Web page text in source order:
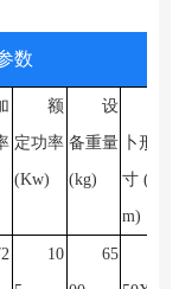
数
额
定功率
(Kw)
设
备重量
(kg)
卜形尺
寸 (m
m)
10 65